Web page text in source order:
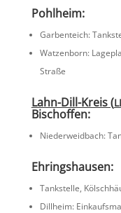
Pohlheim:
Garben­teich:
Watzen­born:
Straße
Lahn-Dill-Kreis (
Bisch­offen:
Nieder­weid­bach:
Ehrings­hausen:
Tankstelle,
Dillheim: